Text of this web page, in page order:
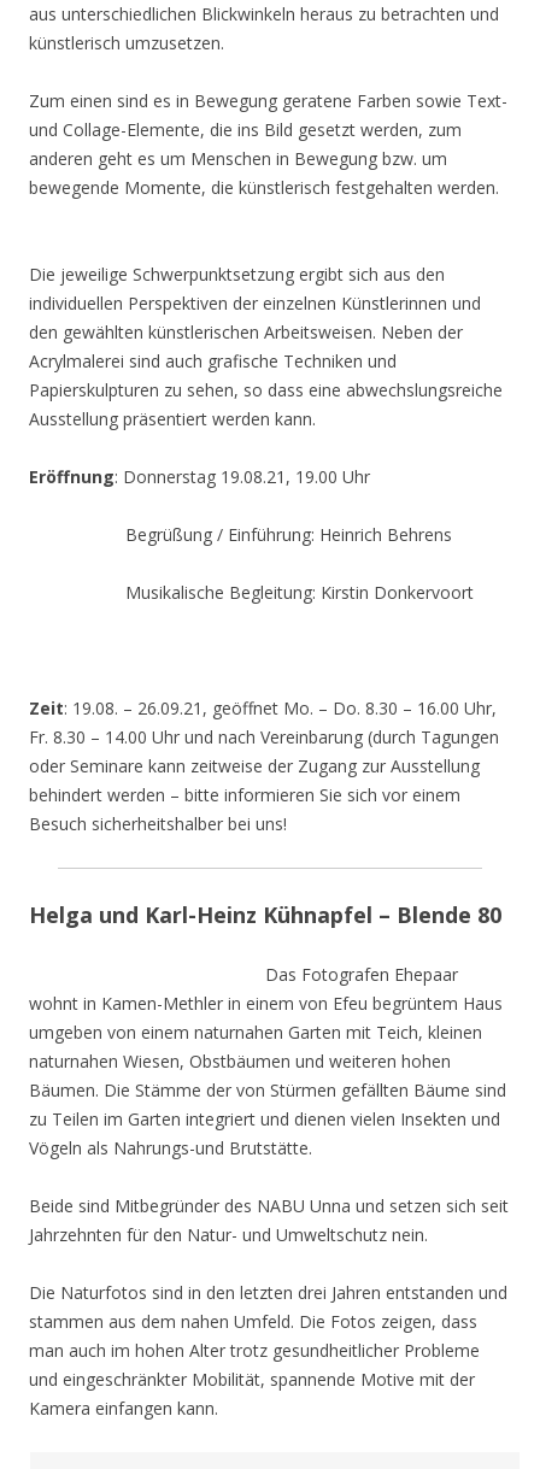
aus unterschiedlichen Blickwinkeln heraus zu betrachten und
künstlerisch umzusetzen.
Zum einen sind es in Bewegung geratene Farben sowie Text-
und Collage-Elemente, die ins Bild gesetzt werden, zum
anderen geht es um Menschen in Bewegung bzw. um
bewegende Momente, die künstlerisch festgehalten werden.
Die jeweilige Schwerpunktsetzung ergibt sich aus den
individuellen Perspektiven der einzelnen Künstlerinnen und
den gewählten künstlerischen Arbeitsweisen. Neben der
Acrylmalerei sind auch grafische Techniken und
Papierskulpturen zu sehen, so dass eine abwechslungsreiche
Ausstellung präsentiert werden kann.
Eröffnung: Donnerstag 19.08.21, 19.00 Uhr
Begrüßung / Einführung: Heinrich Behrens
Musikalische Begleitung: Kirstin Donkervoort
Zeit: 19.08. – 26.09.21, geöffnet Mo. – Do. 8.30 – 16.00 Uhr,
Fr. 8.30 – 14.00 Uhr und nach Vereinbarung (durch Tagungen
oder Seminare kann zeitweise der Zugang zur Ausstellung
behindert werden – bitte informieren Sie sich vor einem
Besuch sicherheitshalber bei uns!
Helga und Karl-Heinz Kühnapfel – Blende 80
Das Fotografen Ehepaar
wohnt in Kamen-Methler in einem von Efeu begrüntem Haus
umgeben von einem naturnahen Garten mit Teich, kleinen
naturnahen Wiesen, Obstbäumen und weiteren hohen
Bäumen. Die Stämme der von Stürmen gefällten Bäume sind
zu Teilen im Garten integriert und dienen vielen Insekten und
Vögeln als Nahrungs-und Brutstätte.
Beide sind Mitbegründer des NABU Unna und setzen sich seit
Jahrzehnten für den Natur- und Umweltschutz nein.
Die Naturfotos sind in den letzten drei Jahren entstanden und
stammen aus dem nahen Umfeld. Die Fotos zeigen, dass
man auch im hohen Alter trotz gesundheitlicher Probleme
und eingeschränkter Mobilität, spannende Motive mit der
Kamera einfangen kann.